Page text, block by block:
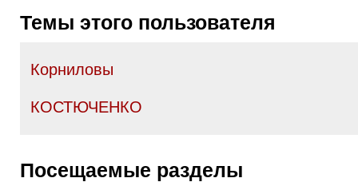
Темы этого пользователя
Корниловы
КОСТЮЧЕНКО
Посещаемые разделы